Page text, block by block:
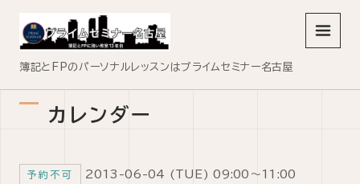
簿記とFPのパーソナルレッスンはプライムセミナー名古屋
メニュ
カレンダー
予約不可 2013-06-04 (TUE) 09:00～11:00